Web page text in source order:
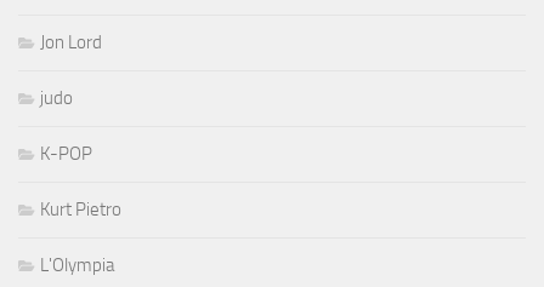
Jon Lord
judo
K-POP
Kurt Pietro
L'Olympia